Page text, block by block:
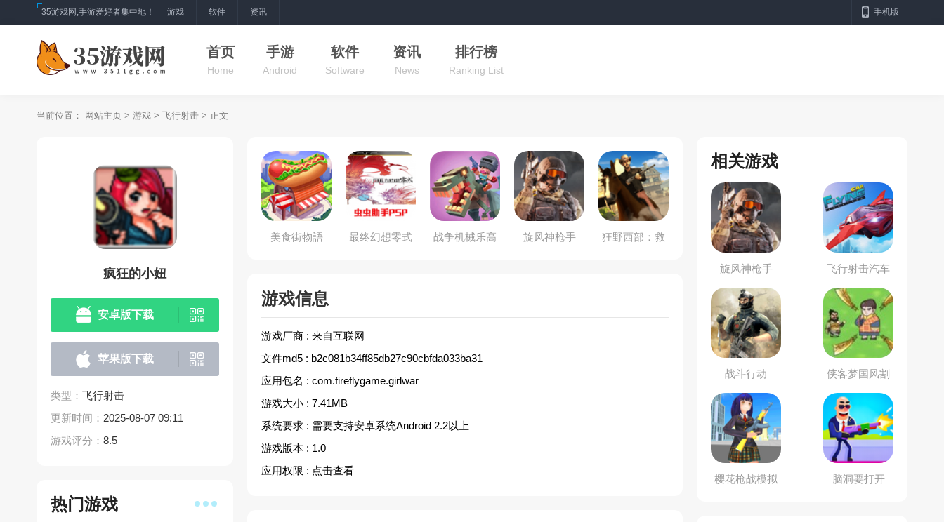
35游戏网,手游爱好者集中地！ 游戏 软件 资讯 手机版
首页
Home
手游
Android
软件
Software
资讯
News
排行榜
Ranking List
当前位置： 网站主页 > 游戏 > 飞行射击 > 正文
疯狂的小妞
安卓版下载
苹果版下载
类型： 飞行射击
更新时间： 2025-08-07 09:11
游戏评分： 8.5
热门游戏
美食街物語 最终幻想零式
战争机械乐高
旋风神枪手
狂野西部：救
游戏信息
游戏厂商 : 来自互联网
文件md5 : b2c081b34ff85db27c90cbfda033ba31
应用包名 : com.fireflygame.girlwar
游戏大小 : 7.41MB
系统要求 : 需要支持安卓系统Android 2.2以上
游戏版本 : 1.0
应用权限 : 点击查看
相关游戏
旋风神枪手
飞行射击汽车
城
战斗行动
侠客梦国风割
草
樱花枪战模拟
脑洞要打开